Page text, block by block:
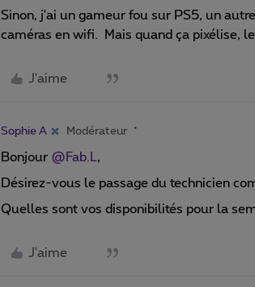
Sinon, j'ai un gameur fou sur PS5, un
caméras en wifi. Mais quand ça pixélise,
J'aime
Sophie A Modérateur
Bonjour ​ @Fab.L,
Désirez-vous le passage du technicien
Quelles sont vos disponibilités pour la
J'aime